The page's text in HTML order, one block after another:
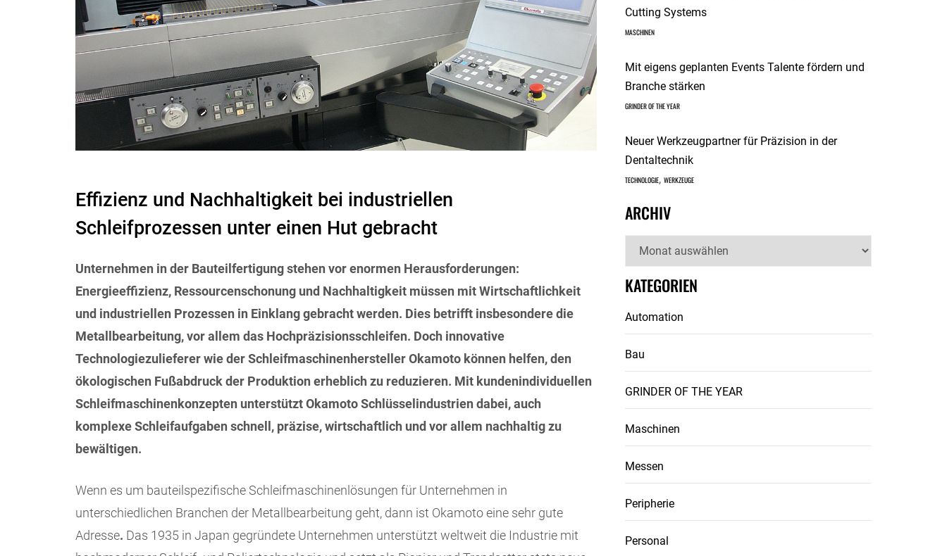
Effizienz und Nachhaltigkeit bei industriellen
Schleifprozessen unter einen Hut gebracht
Unternehmen in der Bauteilfertigungstehen vor enormen Herausforderungen:
Energieeffizienz, Ressourcenschonung und Nachhaltigkeit müssen mit Wirtschaftlichkeit
und industriellen Prozessen in Einklang gebracht werden. Dies betrifft insbesondere die
Metallbearbeitung, vor allem das Hochpräzisionsschleifen. Doch innovative
Technologiezulieferer wie der Schleifmaschinenhersteller Okamoto können helfen, den
ökologischen Fußabdruck der Produktion erheblich zu reduzieren. Mit kundenindividuellen
Schleifmaschinenkonzepten unterstützt Okamoto Schlüsselindustrien dabei, auch
komplexe Schleifaufgaben schnell, präzise, wirtschaftlich und vor allem nachhaltig zu
bewältigen.
Wenn es um bauteilspezifische Schleifmaschinenlösungen für Unternehmen in
unterschiedlichen Branchen der Metallbearbeitung geht, dann ist Okamoto eine sehr gute
Adresse. Das 1935 in Japan gegründete Unternehmen unterstützt weltweit die Industrie mit
Cutting Systems
MASCHINEN
Mit eigens geplanten Events Talente fördern und
Branche stärken
GRINDER OF THE YEAR
Neuer Werkzeugpartner für Präzision in der
Dentaltechnik
TECHNOLOGIE, WERKZEUGE
ARCHIV
Archiv
KATEGORIEN
Automation
Bau
GRINDER OF THE YEAR
Maschinen
Messen
Peripherie
Personal